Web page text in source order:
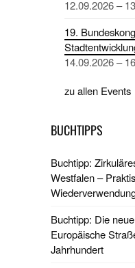
12.09.2026 –
19.
14.09.2026 –
zu allen
BUCHTIPPS
Buchtipp:
Westfalen –
Buchtipp: Die
Europäische
Jahrhundert